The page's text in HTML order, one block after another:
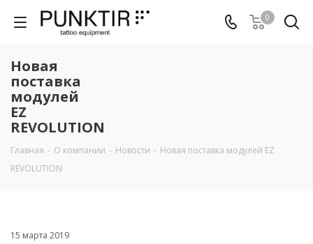
0
Новая
поставка
модулей
EZ
REVOLUTION
Главная - О компании - Новости - Новая поставка модулей EZ
REVOLUTION
15 марта 2019